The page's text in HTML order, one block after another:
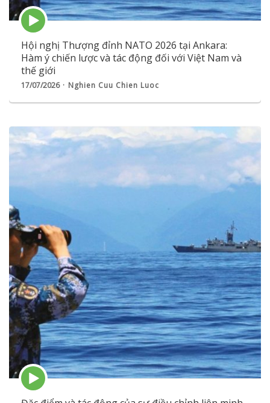
Episode
play
icon
Hội nghị Thượng đỉnh NATO 2026 tại Ankara:
Hàm ý chiến lược và tác động đối với Việt Nam và
thế giới
17/07/2026 Nghien Cuu Chien Luoc
Episode
play
icon